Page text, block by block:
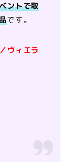
ントで取
です。
ヴィエラ